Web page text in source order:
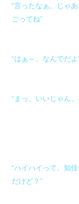
“言ったなぁ。じゃ
ごってね”
“はぁ～、なんでだよ
“まっ、いいじゃん
“ハイハイって、知
だけど？”